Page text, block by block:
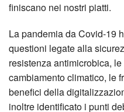
finiscano nei nostri piatti.
La pandemia da Covid-19
questioni legate alla
resistenza antimicrobica,
cambiamento climatico, le
benefici della
inoltre identificato i punti